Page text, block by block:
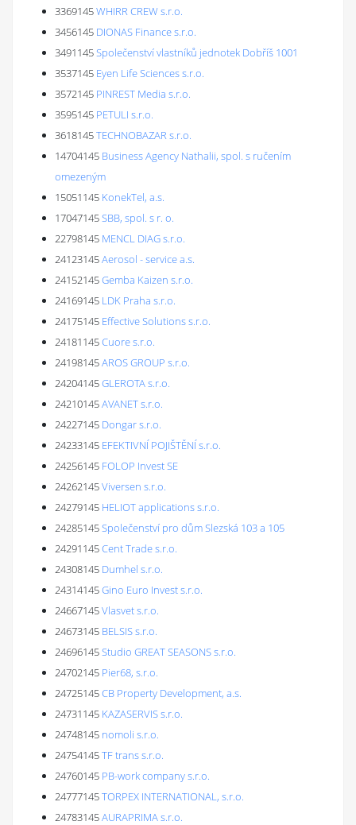
3369145WHIRR CREW s.r.o.
3456145 DIONAS Finance s.r.o.
3491145Společenství vlastníků jednotek Dobříš 1001
3537145 Eyen Life Sciences s.r.o.
3572145 PINREST Media s.r.o.
3595145 PETULI s.r.o.
3618145TECHNOBAZAR s.r.o.
14704145 Business Agency Nathalii, spol. s ručením
omezeným
15051145 KonekTel, a.s.
17047145SBB, spol. s r. o.
22798145 MENCL DIAG s.r.o.
24123145Aerosol - service a.s.
24152145Gemba Kaizen s.r.o.
24169145 LDK Praha s.r.o.
24175145 Effective Solutions s.r.o.
24181145Cuore s.r.o.
24198145AROS GROUP s.r.o.
24204145GLEROTA s.r.o.
24210145AVANET s.r.o.
24227145 Dongar s.r.o.
24233145 EFEKTIVNÍ POJIŠTĚNÍ s.r.o.
24256145 FOLOP Invest SE
24262145Viversen s.r.o.
24279145 HELIOT applications s.r.o.
24285145Společenství pro dům Slezská 103 a 105
24291145Cent Trade s.r.o.
24308145 Dumhel s.r.o.
24314145Gino Euro Invest s.r.o.
24667145Vlasvet s.r.o.
24673145 BELSIS s.r.o.
24696145Studio GREAT SEASONS s.r.o.
24702145 Pier68, s.r.o.
24725145CB Property Development, a.s.
24731145 KAZASERVIS s.r.o.
24748145 nomoli s.r.o.
24754145TF trans s.r.o.
24760145 PB-work company s.r.o.
24777145TORPEX INTERNATIONAL, s.r.o.
24783145AURAPRIMA s.r.o.